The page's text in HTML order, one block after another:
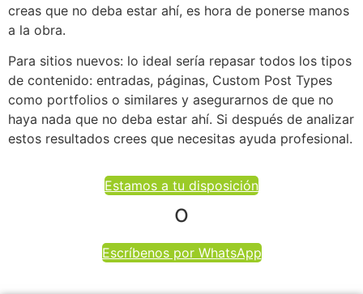
creas que no deba estar ahí, es hora de ponerse manos
a la obra.
Para sitios nuevos: lo ideal sería repasar todos los tipos
de contenido: entradas, páginas, Custom Post Types
como portfolios o similares y asegurarnos de que no
haya nada que no deba estar ahí. Si después de analizar
estos resultados crees que necesitas ayuda profesional.
Estamos a tu disposición
o
Escríbenos por WhatsApp